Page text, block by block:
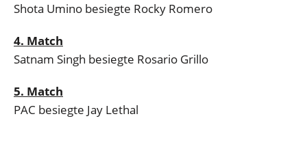
Shota Umino besiegte Rocky Romero
4. Match
Satnam Singh besiegte Rosario Grillo
5. Match
PAC besiegte Jay Lethal